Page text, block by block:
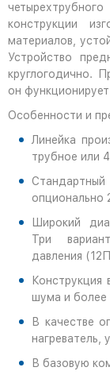
конструкции
материалов,
Устройство
круглогодично.
он
Особенности и
Линейка
трубное или
Широкий
Три
давления
Конструкция
шума и более
В качестве
нагреватель,
В базовую